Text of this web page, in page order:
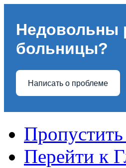
Недовольны
больницы?
Написать о проблеме
Перейти к